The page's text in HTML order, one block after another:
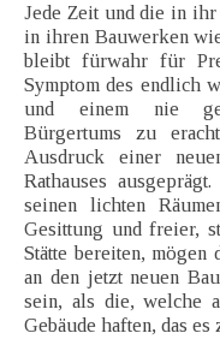
Jede Zeit und die in
in ihren Bauwerken
bleibt fürwahr für
Symptom des endlich
und einem nie
Bürgertums zu
Ausdruck einer
Rathauses
seinen lichten
Gesittung und freier,
Stätte bereiten,
an den jetzt neuen
sein, als die, welche
Gebäude haften, das